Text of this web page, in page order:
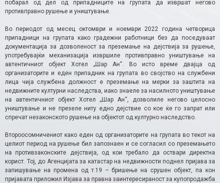
побарал од дел од припадниците на групата да извршат негово
противправно рушење и уништување.
Во периодот од месец октомври и ноември 2022 година четворица
припадници на групата како градежни работници без да поседуваат
документација за дозволеност за преземање на дејствија за рушење,
употребувајќи механизација извршиле противправно уништување на
автентичниот објект Хотел „Шар Ан“. Во исто време двајца од
организаторите и еден припадник на групата во својство на службени
лица чија службена должност е преземање на мерки за заштита на
недвижните културни наследства, иако знаеле за насилното уништување
на автентичниот објект Хотел „Шар Ан“, дозволиле негово целосно
уништување и не презеле ниту едно дејствие со кое ќе го запрат или
спречат незаконското рушење на објектот од културно наследство.
Второосомничениот како еден од организаторите на групата во текот на
целиот период на рушење бил запознаен и се согласил со преземањето
на противзаконските дејствија, од кои требало да оствари директна
корист. Тој, до Агенцијата за катастар на недвижности поднел пријава за
запишување на промена од т.19 – бришење на срушен објект, па кон
пријавата приложил Изјава за правна заинтересираност за купопродажба